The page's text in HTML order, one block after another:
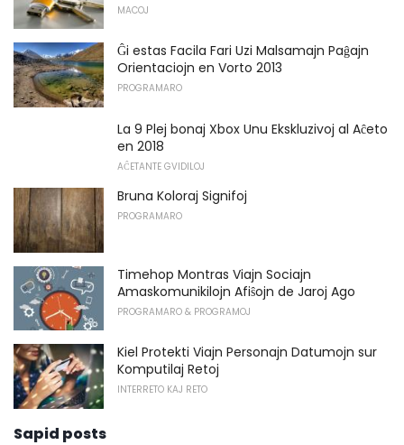
MACOJ
Ĝi estas Facila Fari Uzi Malsamajn Paĝajn
Orientaciojn en Vorto 2013
PROGRAMARO
La 9 Plej bonaj Xbox Unu Ekskluzivoj al Aĉeto
en 2018
AĈETANTE GVIDILOJ
Bruna Koloraj Signifoj
PROGRAMARO
Timehop ​​Montras Viajn Sociajn
Amaskomunikilojn Afiŝojn de Jaroj Ago
PROGRAMARO & PROGRAMOJ
Kiel Protekti Viajn Personajn Datumojn sur
Komputilaj Retoj
INTERRETO KAJ RETO
Sapid posts